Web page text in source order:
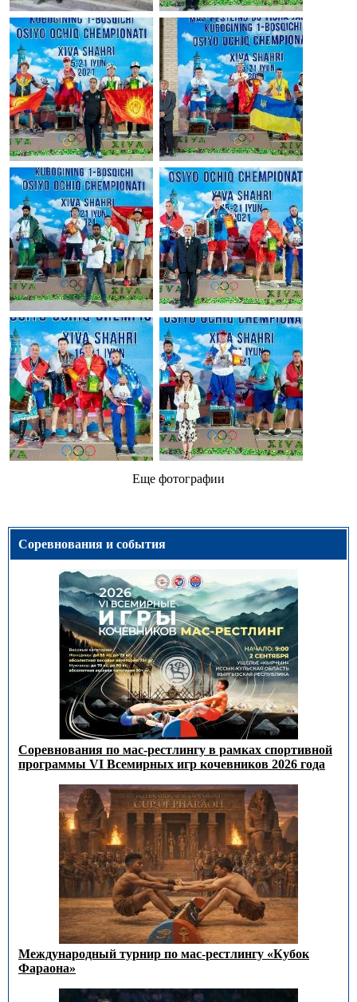
Еще фотографии
Соревнования и события
Соревнования по мас-рестлингу в рамках спортивной
программы VI Всемирных игр кочевников 2026 года
Международный турнир по мас-рестлингу «Кубок
Фараона»